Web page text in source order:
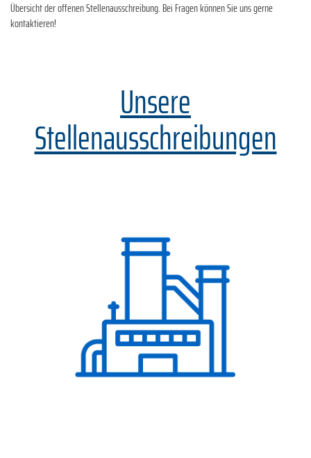
Übersicht der offenen Stellenausschreibung. Bei Fragen können Sie uns gerne
kontaktieren!
Unsere
Stellenausschreibungen